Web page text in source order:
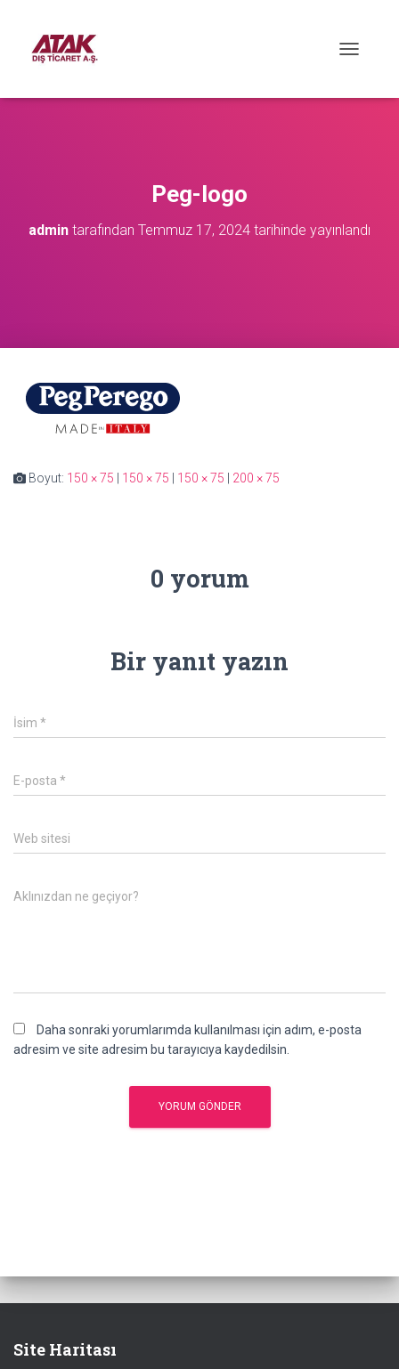
N
A
Peg-logo
admin tarafından Temmuz 17, 2024 tarihinde yayınlandı
Boyut: 150 × 75 150 × 75 150 × 75 200 × 75
0 yorum
Bir yanıt yazın
İsim *
E-posta *
Web sitesi
Aklınızdan ne geçiyor?
Daha sonraki yorumlarımda kullanılması için adım, e-posta
adresim ve site adresim bu tarayıcıya kaydedilsin.
Site Haritası